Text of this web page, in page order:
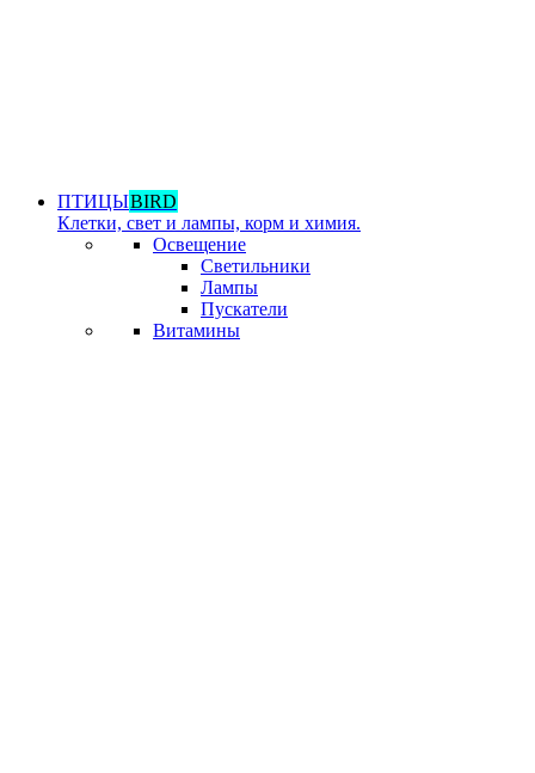
ПТИЦЫBIRD
Клетки, свет и лампы, корм и химия.
Освещение
Светильники
Лампы
Пускатели
Витамины